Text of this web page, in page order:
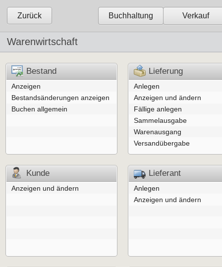
Zurück Buchhaltung Verkauf
Warenwirtschaft
Bestand
Anzeigen
Bestandsänderungen anzeigen
Buchen allgemein
Lieferung
Anlegen
Anzeigen und ändern
Fällige anlegen
Sammelausgabe
Warenausgang
Versandübergabe
Kunde
Anzeigen und ändern
Lieferant
Anlegen
Anzeigen und ändern